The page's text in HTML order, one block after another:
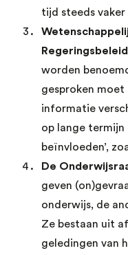
tijd steeds vaker
Regeringsbeleid
worden
gesproken moet
informatie
op lange termijn
beïnvloeden’,
De
geven
onderwijs, de
Ze bestaan uit
geledingen van